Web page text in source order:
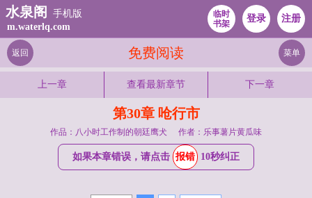
水泉阁
手机版
m.waterlq.com
临时
书架
登录 注册
免费阅读
返回 菜单
上一章 查看最新章节 下一章
第30章 呛行市
作品：八小时工作制的朝廷鹰犬 作者：乐事薯片黄瓜味
如果本章错误，请点击 报错 10秒纠正